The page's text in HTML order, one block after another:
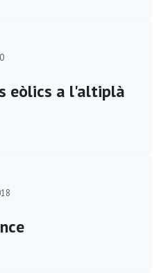
eòlics a l'altiplà